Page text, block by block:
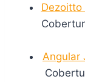
Dezoitto
Angular